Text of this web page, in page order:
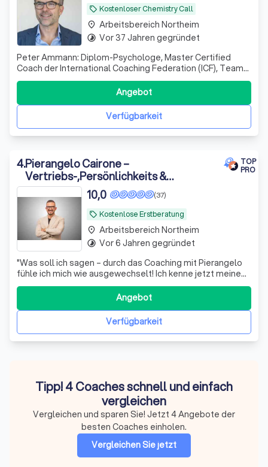
local_offer Kostenloser Chemistry Call
Peter Ammann: Diplom-Psychologe, Master Certified
Coach der International Coaching Federation (ICF), Team
Coach (ITCA), accredited psychotherapist der United
Kingdom Council for Psychotherapie (UKCP) mit dem
European Certificate for Psychotherapy (EAP), Coach
Supervisor (ESIA) und Trainer mit über 3
Verfügbarkeit
Angebot
place Arbeitsbereich Northeim
timelapse Vor 37 Jahren gegründet
4.Pierangelo Cairone –
Vertriebs-,Persönlichkeits &
Karrierecoaching für Menschen, die
sich beruflich oder persönlich
festgefahren fühlen
TOP
PRO
local_offer Kostenlose Erstberatung
(37)
10,0
"Was soll ich sagen – durch das Coaching mit Pierangelo
fühle ich mich wie ausgewechselt! Ich kenne jetzt meine
Aufgabe im Leben und meine Ziele. Vor allem weiß ich, wie
ich sie erreichen kann und welchen Weg ich Schritt für
Schritt gehen darf. Vielen Dank! Hätte ich Pierangelo doch
nur früher kennengelernt."
Verfügbarkeit
Angebot
place Arbeitsbereich Northeim
timelapse Vor 6 Jahren gegründet
Tipp! 4 Coaches schnell und einfach
vergleichen
Vergleichen und sparen Sie! Jetzt 4 Angebote der
besten Coaches einholen.
Vergleichen Sie jetzt